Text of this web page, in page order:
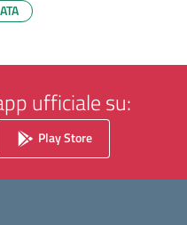
ufficiale su:
Play Store